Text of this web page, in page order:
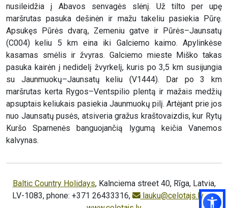
nusileidžia į Abavos senvagės slėnį. Už tilto per upę
maršrutas pasuka dešinėn ir mažu takeliu pasiekia Pūrę.
Apsukęs Pūrės dvarą, Zemeniu gatve ir Pūrės–Jaunsatų
(C004) keliu 5 km eina iki Galciemo kaimo. Apylinkėse
kasamas smėlis ir žvyras. Galciemo mieste Miško takas
pasuka kairėn į nedidelį žvyrkelį, kuris po 3,5 km susijungia
su Jaunmuokų–Jaunsatų keliu (V1444). Dar po 3 km
maršrutas kerta Rygos–Ventspilio plentą ir mažais medžių
apsuptais keliukais pasiekia Jaunmuokų pilį. Artėjant prie jos
nuo Jaunsatų pusės, atsiveria gražus kraštovaizdis, kur Rytų
Kuršo Sparnenės banguojančią lygumą keičia Vanemos
kalvynas.
Baltic Country Holidays, Kalnciema street 40, Rīga, Latvia,
LV-1083, phone: +371 26433316,
lauku@celotajs.lv,